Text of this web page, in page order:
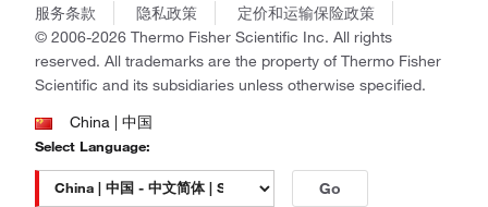
政策和通知
Gibco
Ion Torrent
Unity Lab Services
Patheon
PPD
服务条款 隐私政策
定价和运输保险政策
© 2006-2026 Thermo Fisher Scientific Inc. All rights
reserved. All trademarks are the property of Thermo Fisher
Scientific and its subsidiaries unless otherwise specified.
China | 中国
Select Language:
Go